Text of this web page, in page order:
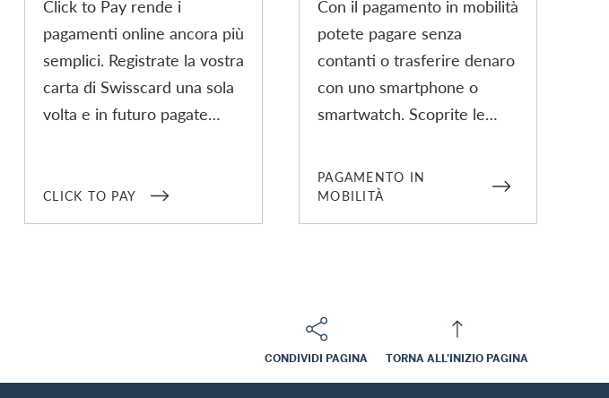
Click to Pay rende i
pagamenti online ancora più
semplici. Registrate la vostra
carta di Swisscard una sola
volta e in futuro pagate
pagamento personali.
CLICK TO PAY
Con il pagamento in mobilità
potete pagare senza
contanti o trasferire denaro
con uno smartphone o
smartwatch. Scoprite le
mobilità per la vostra carta
di credito o prepagata
Swisscard.
PAGAMENTO IN
MOBILITÀ
CONDIVIDI PAGINA TORNA ALL'INIZIO PAGINA